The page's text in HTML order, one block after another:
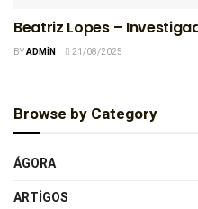
Beatriz Lopes –
BYADMIN 21/08/2025
Browse by Category
ÁGORA
ARTIGOS